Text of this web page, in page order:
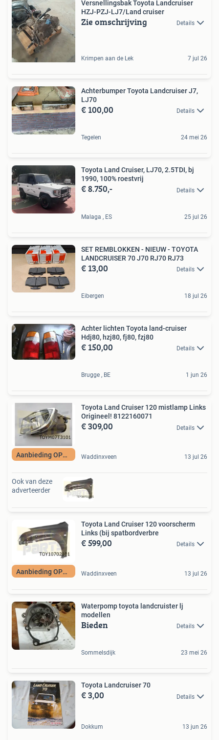
Versnellingsbak Toyota Landcruiser
HZJ-PZJ-LJ7/Land cruiser
Zie omschrijving Details
Krimpen aan de Lek 7 jul 26
Achterbumper Toyota Landcruiser J7,
LJ70
€ 100,00 Details
Tegelen 24 mei 26
Toyota Land Cruiser, LJ70, 2.5TDI, bj
1990, 100% roestvrij
€ 8.750,- Details
Malaga , ES 25 jul 26
SET REMBLOKKEN - NIEUW - TOYOTA
LANDCRUISER 70 J70 RJ70 RJ73
€ 13,00 Details
Eibergen 18 jul 26
Achter lichten Toyota land-cruiser
Hdj80, hzj80, fj80, fzj80
€ 150,00 Details
Brugge , BE 1 jun 26
Aanbieding OP=OP
Toyota Land Cruiser 120 mistlamp Links
Origineel! 8122160071
€ 309,00 Details
Waddinxveen 13 jul 26
Ook van deze
adverteerder
Aanbieding OP=OP
Toyota Land Cruiser 120 voorscherm
Links (bij spatbordverbre
€ 599,00 Details
Waddinxveen 13 jul 26
Waterpomp toyota landcruister lj
modellen
Bieden Details
Sommelsdijk 23 mei 26
Toyota Landcruiser 70
€ 3,00 Details
Dokkum 13 jun 26